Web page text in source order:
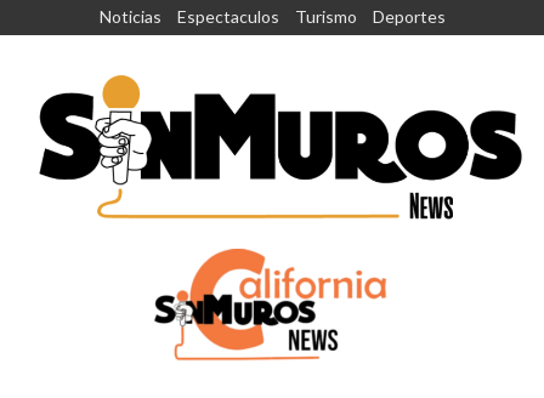
Noticias Espectaculos Turismo Deportes